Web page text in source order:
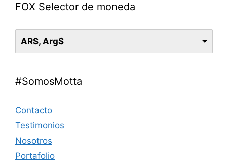
FOX Selector de moneda
ARS, Arg$
#SomosMotta
Contacto
Testimonios
Nosotros
Portafolio